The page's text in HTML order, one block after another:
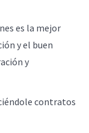
es la mejor
y el buen
y
contratos